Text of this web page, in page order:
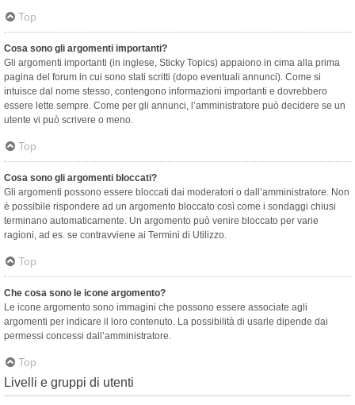
Top
Cosa sono gli argomenti importanti?
Gli argomenti importanti (in inglese, Sticky Topics) appaiono in cima alla prima
pagina del forum in cui sono stati scritti (dopo eventuali annunci). Come si
intuisce dal nome stesso, contengono informazioni importanti e dovrebbero
essere lette sempre. Come per gli annunci, l’amministratore può decidere se un
utente vi può scrivere o meno.
Top
Cosa sono gli argomenti bloccati?
Gli argomenti possono essere bloccati dai moderatori o dall’amministratore. Non
è possibile rispondere ad un argomento bloccato così come i sondaggi chiusi
terminano automaticamente. Un argomento può venire bloccato per varie
ragioni, ad es. se contravviene ai Termini di Utilizzo.
Top
Che cosa sono le icone argomento?
Le icone argomento sono immagini che possono essere associate agli
argomenti per indicare il loro contenuto. La possibilità di usarle dipende dai
permessi concessi dall’amministratore.
Top
Livelli e gruppi di utenti